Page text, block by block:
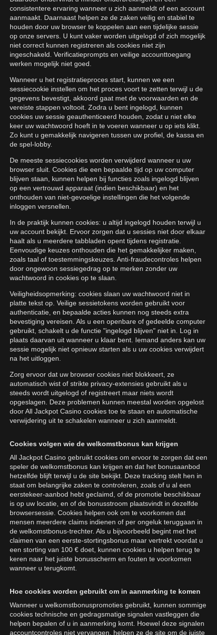
consistentere ervaring wanneer u zich aanmeldt of een account
aanmaakt. Daarnaast helpen ze de zaken veilig en stabiel te
houden door uw browser te koppelen aan een tijdelijke sessie
op onze servers. U kunt vaker worden uitgelogd of zich mogelijk
niet correct kunnen registreren als cookies niet zijn
ingeschakeld. Verificatieprompts en veilige accounttoegang
werken mogelijk niet goed.
Wanneer u het registratieproces start, kunnen we een
sessiecookie instellen om het proces voort te zetten terwijl u de
gegevens bevestigt, akkoord gaat met de voorwaarden en de
vereiste stappen voltooit. Zodra u bent ingelogd, kunnen
cookies uw sessie geauthenticeerd houden, zodat u niet elke
keer uw wachtwoord hoeft in te voeren wanneer u op iets klikt.
Zo kunt u gemakkelijk navigeren tussen uw profiel, de kassa en
de spel-lobby.
De meeste sessiecookies worden verwijderd wanneer u uw
browser sluit. Cookies die een bepaalde tijd op uw computer
blijven staan, kunnen helpen bij functies zoals ingelogd blijven
op een vertrouwd apparaat (indien beschikbaar) en het
onthouden van niet-gevoelige instellingen die het volgende
inloggen versnellen.
In de praktijk kunnen cookies: u altijd ingelogd houden terwijl u
uw account bekijkt. Ervoor zorgen dat u sessies niet door elkaar
haalt als u meerdere tabbladen opent tijdens registratie.
Eenvoudige keuzes onthouden die het gemakkelijker maken,
zoals taal of toestemmingskeuzes. Anti-fraudecontroles helpen
door ongewoon sessiegedrag op te merken zonder uw
wachtwoord in cookies op te slaan.
Veiligheidsopmerking: cookies slaan uw wachtwoord niet in
platte tekst op. Veilige sessietokens worden gebruikt voor
authenticatie, en bepaalde acties kunnen nog steeds extra
bevestiging vereisen. Als u een openbare of gedeelde computer
gebruikt, schakelt u de functie "ingelogd blijven" niet in. Log in
plaats daarvan uit wanneer u klaar bent. Iemand anders kan uw
sessie mogelijk niet opnieuw starten als u uw cookies verwijdert
na het uitloggen.
Zorg ervoor dat uw browser cookies niet blokkeert, ze
automatisch wist of strikte privacy-extensies gebruikt als u
steeds wordt uitgelogd of registreert maar niets wordt
opgeslagen. Deze problemen kunnen meestal worden opgelost
door All Jackpot Casino cookies toe te staan en automatische
verwijdering uit te schakelen wanneer u zich aanmeldt.
Cookies volgen wie de welkomstbonus kan krijgen
All Jackpot Casino gebruikt cookies om ervoor te zorgen dat een
speler de welkomstbonus kan krijgen en dat het bonusaanbod
hetzelfde blijft terwijl u de site bekijkt. Deze tracking stelt hen in
staat om belangrijke zaken te controleren, zoals of u al een
eerstekeer-aanbod hebt geclaimd, of de promotie beschikbaar
is op uw locatie, en of de bonusstroom plaatsvindt in dezelfde
browsersessie. Cookies helpen ook om te voorkomen dat
mensen meerdere claims indienen of per ongeluk teruggaan in
de welkomstbonus-trechter. Als u bijvoorbeeld begint met het
claimen van een eerste-stortingsbonus maar vertrekt voordat u
een storting van 100 € doet, kunnen cookies u helpen terug te
keren naar het juiste bonusscherm en fouten te voorkomen
wanneer u terugkomt.
Hoe cookies worden gebruikt om in aanmerking te komen
Wanneer u welkomstbonuspromoties gebruikt, kunnen sommige
cookies technische en gedragsmatige signalen vastleggen die
helpen bepalen of u in aanmerking komt. Hoewel deze signalen
accountcontroles niet vervangen, helpen ze de site om de juiste